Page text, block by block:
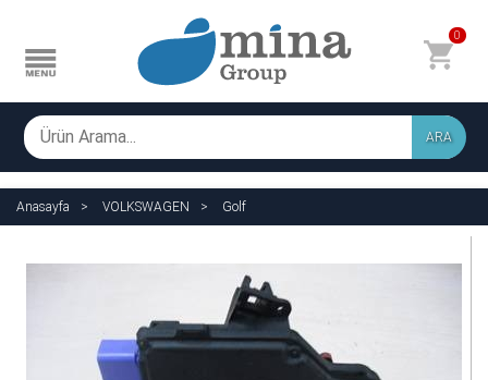
0
ARA
Anasayfa VOLKSWAGEN Golf